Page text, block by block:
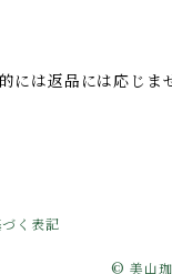
には返品には応じま
く表記
© 美山珈